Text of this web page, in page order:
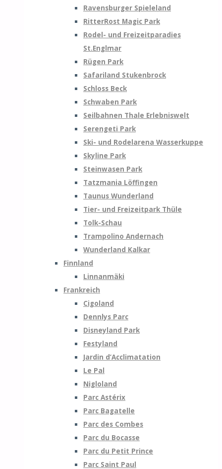
Ravensburger Spieleland
RitterRost Magic Park
Rodel- und Freizeitparadies
St.Englmar
Rügen Park
Safariland Stukenbrock
Schloss Beck
Schwaben Park
Seilbahnen Thale Erlebniswelt
Serengeti Park
Ski- und Rodelarena Wasserkuppe
Skyline Park
Steinwasen Park
Tatzmania Löffingen
Taunus Wunderland
Tier- und Freizeitpark Thüle
Tolk-Schau
Trampolino Andernach
Wunderland Kalkar
Finnland
Linnanmäki
Frankreich
Cigoland
Dennlys Parc
Disneyland Park
Festyland
Jardin d’Acclimatation
Le Pal
Nigloland
Parc Astérix
Parc Bagatelle
Parc des Combes
Parc du Bocasse
Parc du Petit Prince
Parc Saint Paul